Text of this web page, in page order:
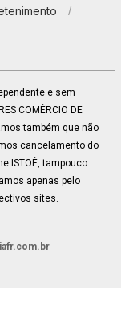
e sem
COMÉRCIO DE
também que não
cancelamento do
ISTOÉ, tampouco
apenas pelo
sites.